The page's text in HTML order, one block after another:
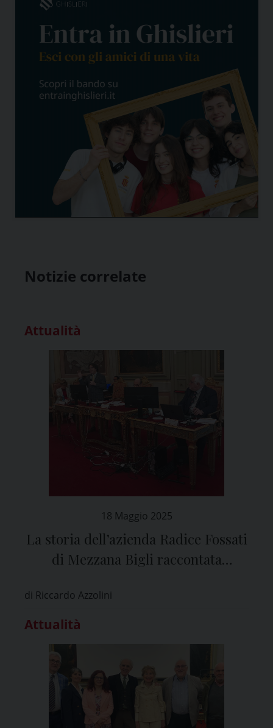
Notizie correlate
Attualità
18 Maggio 2025
La storia dell’azienda Radice Fossati
di Mezzana Bigli raccontata
di Riccardo Azzolini
Attualità